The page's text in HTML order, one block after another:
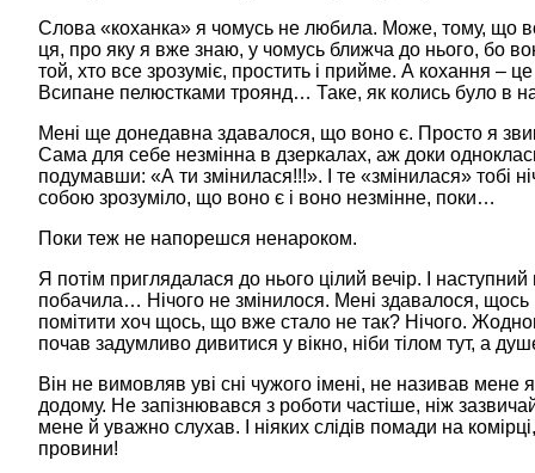
Слова «коханка» я чомусь не любила. Може, тому, що
ця, про яку я вже знаю, у чомусь ближча до нього, бо
той, хто все зрозуміє, простить і прийме. А кохання –
Всипане пелюстками троянд… Таке, як колись було в
Мені ще донедавна здавалося, що воно є. Просто я
Сама для себе незмінна в дзеркалах, аж доки
подумавши: «А ти змінилася!!!». І те «змінилася» тобі
собою зрозуміло, що воно є і воно незмінне, поки…
Поки теж не напорешся ненароком.
Я потім приглядалася до нього цілий вечір. І
побачила… Нічого не змінилося. Мені здавалося,
помітити хоч щось, що вже стало не так? Нічого.
почав задумливо дивитися у вікно, ніби тілом тут, а
Він не вимовляв уві сні чужого імені, не називав
додому. Не запізнювався з роботи частіше, ніж
мене й уважно слухав. І ніяких слідів помади на
провини!